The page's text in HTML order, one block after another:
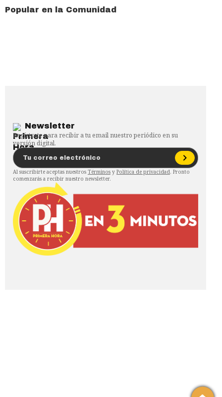
Popular en la Comunidad
Newsletter
Regístrate para recibir a tu email nuestro periódico en su
versión digital.
Al suscribirte aceptas nuestros Términos y Política de privacidad. Pronto
comenzarás a recibir nuestro newsletter.